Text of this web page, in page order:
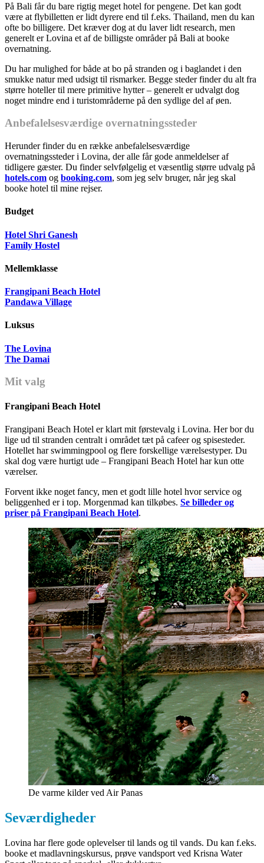
På Bali får du bare rigtig meget hotel for pengene. Det kan godt
være at flybilletten er lidt dyrere end til f.eks. Thailand, men du kan
ofte bo billigere. Det kræver dog at du laver lidt research, men
generelt er Lovina et af de billigste områder på Bali at booke
overnatning.
Du har mulighed for både at bo på stranden og i baglandet i den
smukke natur med udsigt til rismarker. Begge steder finder du alt fra
større hoteller til mere primitive hytter – generelt er udvalgt dog
noget mindre end i turistområderne på den sydlige del af øen.
Anbefalelsesværdige overnatningssteder
Herunder finder du en række anbefalelsesværdige
overnatningssteder i Lovina, der alle får gode anmeldelser af
tidligere gæster. Du finder selvfølgelig et væsentlig større udvalg på
hotels.com og booking.com, som jeg selv bruger, når jeg skal
booke hotel til mine rejser.
Budget
Hotel Shri Ganesh
Family Hostel
Mellemklasse
Frangipani Beach Hotel
Pandawa Village
Luksus
The Lovina
The Damai
Mit valg
Frangipani Beach Hotel
Frangipani Beach Hotel er klart mit førstevalg i Lovina. Her bor du
lige ud til stranden centralt i området tæt på cafeer og spisesteder.
Hotellet har swimmingpool og flere forskellige værelsestyper. Du
skal dog være hurtigt ude – Frangipani Beach Hotel har kun otte
værelser.
Forvent ikke noget fancy, men et godt lille hotel hvor service og
beliggenhed er i top. Morgenmad kan tilkøbes. Se billeder og
priser på Frangipani Beach Hotel.
De varme kilder ved Air Panas
Seværdigheder
Lovina har flere gode oplevelser til lands og til vands. Du kan f.eks.
booke et madlavningskursus, prøve vandsport ved Krisna Water